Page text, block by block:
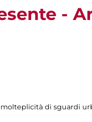
-
di sguardi